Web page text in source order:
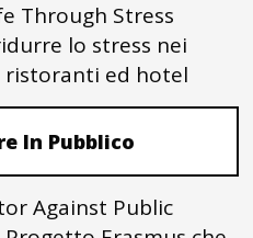
Through Stress
lo stress nei
ed hotel
In Pubblico
Against Public